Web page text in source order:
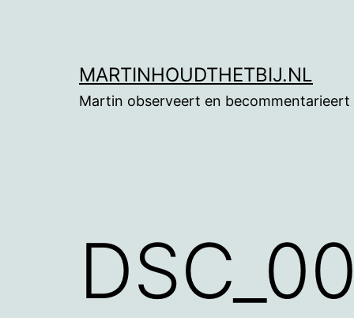
MARTINHOUDTHETBIJ.NL
Martin observeert en becommentarieert